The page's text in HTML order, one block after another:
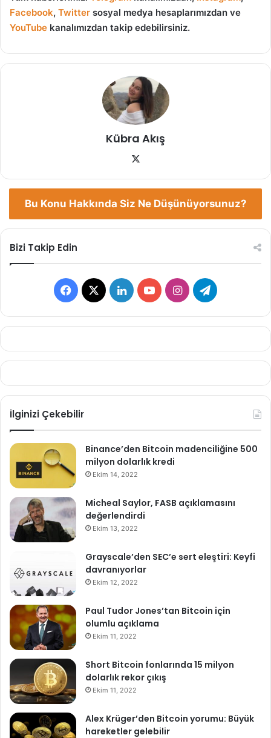
Facebook, Twitter sosyal medya hesaplarımızdan ve
YouTube kanalımızdan takip edebilirsiniz.
Kübra Akış
Bu Konu Hakkında Siz Ne Düşünüyorsunuz?
Bizi Takip Edin
Facebook
X LinkedInYouTubeInstagramTelegram
İlginizi Çekebilir
Binance’den Bitcoin madenciliğine 500
milyon dolarlık kredi
Ekim 14, 2022
Micheal Saylor, FASB açıklamasını
değerlendirdi
Ekim 13, 2022
Grayscale’den SEC’e sert eleştiri: Keyfi
davranıyorlar
Ekim 12, 2022
Paul Tudor Jones’tan Bitcoin için
olumlu açıklama
Ekim 11, 2022
Short Bitcoin fonlarında 15 milyon
dolarlık rekor çıkış
Ekim 11, 2022
Alex Krüger’den Bitcoin yorumu: Büyük
hareketler gelebilir